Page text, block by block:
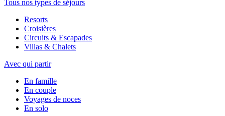
Tous nos types de séjours
Resorts
Croisières
Circuits & Escapades
Villas & Chalets
Avec qui partir
En famille
En couple
Voyages de noces
En solo